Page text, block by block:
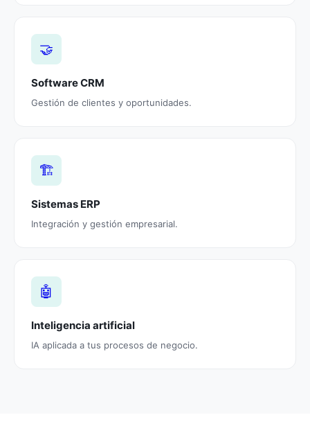
🤝
Software CRM
Gestión de clientes y oportunidades.
🏗️
Sistemas ERP
Integración y gestión empresarial.
🤖
Inteligencia artificial
IA aplicada a tus procesos de negocio.